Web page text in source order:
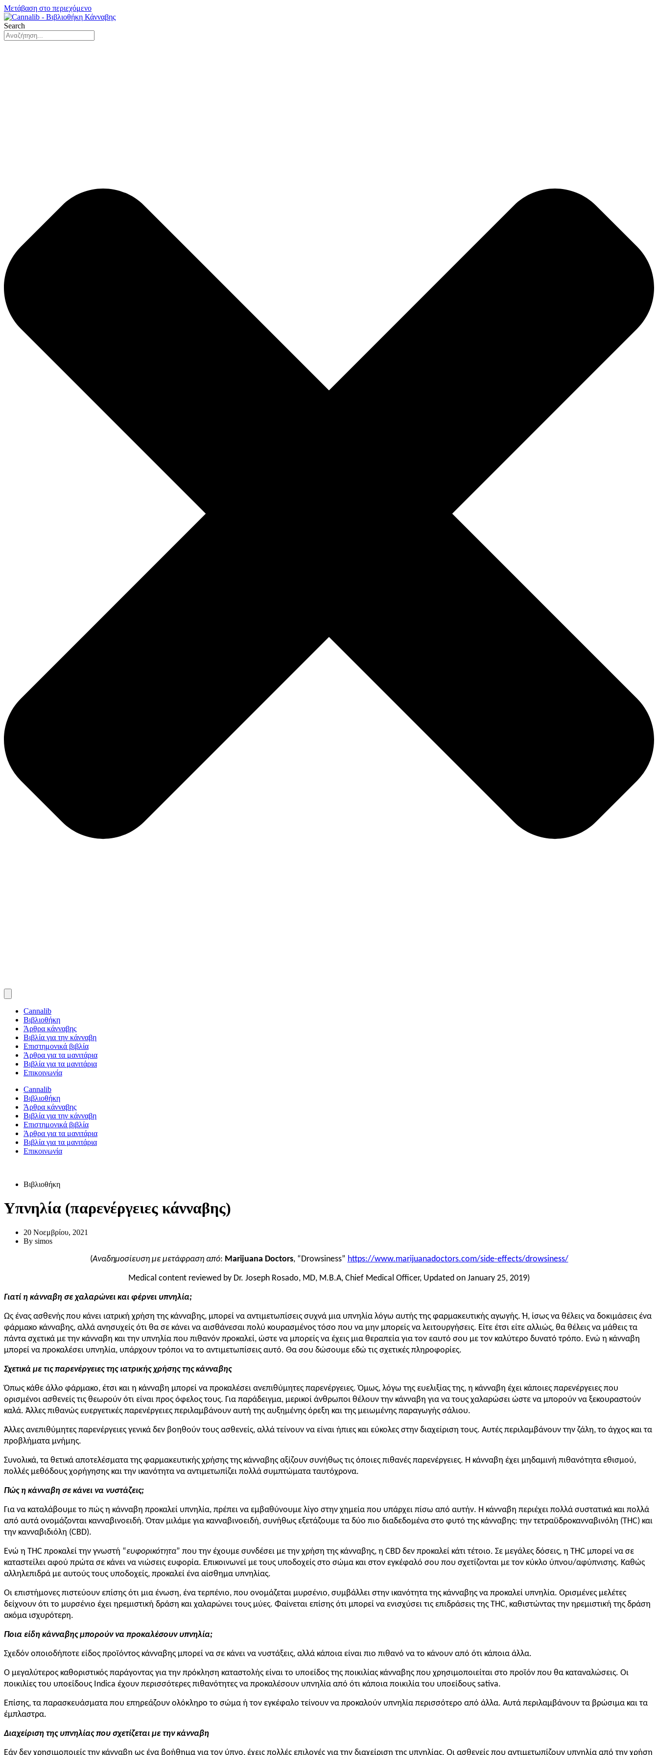
Μετάβαση στο περιεχόμενο
Search
Cannalib
Βιβλιοθήκη
Άρθρα κάνναβης
Βιβλία για την κάνναβη
Επιστημονικά βιβλία
Άρθρα για τα μανιτάρια
Βιβλία για τα μανιτάρια
Επικοινωνία
Cannalib
Βιβλιοθήκη
Άρθρα κάνναβης
Βιβλία για την κάνναβη
Επιστημονικά βιβλία
Άρθρα για τα μανιτάρια
Βιβλία για τα μανιτάρια
Επικοινωνία
Βιβλιοθήκη
Υπνηλία (παρενέργειες κάνναβης)
20 Νοεμβρίου, 2021
By simos
(Αναδημοσίευση με μετάφραση από: Marijuana Doctors, “Drowsiness” https://www.marijuanadoctors.com/side-effects/drowsiness/
Medical content reviewed by Dr. Joseph Rosado, MD, M.B.A, Chief Medical Officer, Updated on January 25, 2019)
Γιατί η κάνναβη σε χαλαρώνει και φέρνει υπνηλία;
Ως ένας ασθενής που κάνει ιατρική χρήση της κάνναβης, μπορεί να αντιμετωπίσεις συχνά μια υπνηλία λόγω αυτής της φαρμακευτικής αγωγής. Ή, ίσως να θέλεις να δοκιμάσεις ένα
φάρμακο κάνναβης, αλλά ανησυχείς ότι θα σε κάνει να αισθάνεσαι πολύ κουρασμένος τόσο που να μην μπορείς να λειτουργήσεις. Είτε έτσι είτε αλλιώς, θα θέλεις να μάθεις τα
πάντα σχετικά με την κάνναβη και την υπνηλία που πιθανόν προκαλεί, ώστε να μπορείς να έχεις μια θεραπεία για τον εαυτό σου με τον καλύτερο δυνατό τρόπο. Ενώ η κάνναβη
μπορεί να προκαλέσει υπνηλία, υπάρχουν τρόποι να το αντιμετωπίσεις αυτό. Θα σου δώσουμε εδώ τις σχετικές πληροφορίες.
Σχετικά με τις παρενέργειες της ιατρικής χρήσης της κάνναβης
Όπως κάθε άλλο φάρμακο, έτσι και η κάνναβη μπορεί να προκαλέσει ανεπιθύμητες παρενέργειες. Όμως, λόγω της ευελιξίας της, η κάνναβη έχει κάποιες παρενέργειες που
ορισμένοι ασθενείς τις θεωρούν ότι είναι προς όφελος τους. Για παράδειγμα, μερικοί άνθρωποι θέλουν την κάνναβη για να τους χαλαρώσει ώστε να μπορούν να ξεκουραστούν
καλά. Άλλες πιθανώς ευεργετικές παρενέργειες περιλαμβάνουν αυτή της αυξημένης όρεξη και της μειωμένης παραγωγής σάλιου.
Άλλες ανεπιθύμητες παρενέργειες γενικά δεν βοηθούν τους ασθενείς, αλλά τείνουν να είναι ήπιες και εύκολες στην διαχείριση τους. Αυτές περιλαμβάνουν την ζάλη, το άγχος και τα
προβλήματα μνήμης.
Συνολικά, τα θετικά αποτελέσματα της φαρμακευτικής χρήσης της κάνναβης αξίζουν συνήθως τις όποιες πιθανές παρενέργειες. Η κάνναβη έχει μηδαμινή πιθανότητα εθισμού,
πολλές μεθόδους χορήγησης και την ικανότητα να αντιμετωπίζει πολλά συμπτώματα ταυτόχρονα.
Πώς η κάνναβη σε κάνει να νυστάζεις;
Για να καταλάβουμε το πώς η κάνναβη προκαλεί υπνηλία, πρέπει να εμβαθύνουμε λίγο στην χημεία που υπάρχει πίσω από αυτήν. Η κάνναβη περιέχει πολλά συστατικά και πολλά
από αυτά ονομάζονται κανναβινοειδή. Όταν μιλάμε για κανναβινοειδή, συνήθως εξετάζουμε τα δύο πιο διαδεδομένα στο φυτό της κάνναβης: την τετραϋδροκανναβινόλη (THC) και
την κανναβιδιόλη (CBD).
Ενώ η THC προκαλεί την γνωστή “ευφορικότητα” που την έχουμε συνδέσει με την χρήση της κάνναβης, η CBD δεν προκαλεί κάτι τέτοιο. Σε μεγάλες δόσεις, η THC μπορεί να σε
καταστείλει αφού πρώτα σε κάνει να νιώσεις ευφορία. Επικοινωνεί με τους υποδοχείς στο σώμα και στον εγκέφαλό σου που σχετίζονται με τον κύκλο ύπνου/αφύπνισης. Καθώς
αλληλεπιδρά με αυτούς τους υποδοχείς, προκαλεί ένα αίσθημα υπνηλίας.
Οι επιστήμονες πιστεύουν επίσης ότι μια ένωση, ένα τερπένιο, που ονομάζεται μυρσένιο, συμβάλλει στην ικανότητα της κάνναβης να προκαλεί υπνηλία. Ορισμένες μελέτες
δείχνουν ότι το μυρσένιο έχει ηρεμιστική δράση και χαλαρώνει τους μύες. Φαίνεται επίσης ότι μπορεί να ενισχύσει τις επιδράσεις της THC, καθιστώντας την ηρεμιστική της δράση
ακόμα ισχυρότερη.
Ποια είδη κάνναβης μπορούν να προκαλέσουν υπνηλία;
Σχεδόν οποιοδήποτε είδος προϊόντος κάνναβης μπορεί να σε κάνει να νυστάξεις, αλλά κάποια είναι πιο πιθανό να το κάνουν από ότι κάποια άλλα.
Ο μεγαλύτερος καθοριστικός παράγοντας για την πρόκληση καταστολής είναι το υποείδος της ποικιλίας κάνναβης που χρησιμοποιείται στο προϊόν που θα καταναλώσεις. Οι
ποικιλίες του υποείδους Indica έχουν περισσότερες πιθανότητες να προκαλέσουν υπνηλία από ότι κάποια ποικιλία του υποείδους sativa.
Επίσης, τα παρασκευάσματα που επηρεάζουν ολόκληρο το σώμα ή τον εγκέφαλο τείνουν να προκαλούν υπνηλία περισσότερο από άλλα. Αυτά περιλαμβάνουν τα βρώσιμα και τα
έμπλαστρα.
Διαχείριση της υπνηλίας που σχετίζεται με την κάνναβη
Εάν δεν χρησιμοποιείς την κάνναβη ως ένα βοήθημα για τον ύπνο, έχεις πολλές επιλογές για την διαχείριση της υπνηλίας. Οι ασθενείς που αντιμετωπίζουν υπνηλία από την χρήση